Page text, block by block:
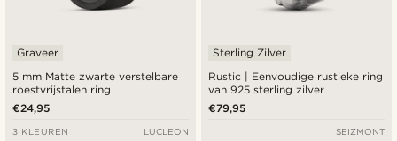
5 mm Matte zwarte verstelbare
roestvrijstalen ring
Graveer
€24,95
3 KLEUREN LUCLEON
Rustic | Eenvoudige rustieke ring
van 925 sterling zilver
Sterling Zilver
€79,95
SEIZMONT